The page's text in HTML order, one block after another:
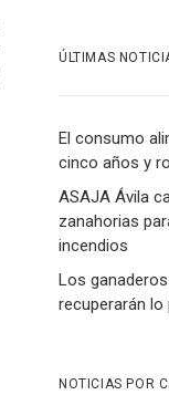
ÚLTIMAS
El consumo
cinco años y
ASAJA Ávila
zanahorias
incendios
Los
recuperarán
NOTICIAS POR